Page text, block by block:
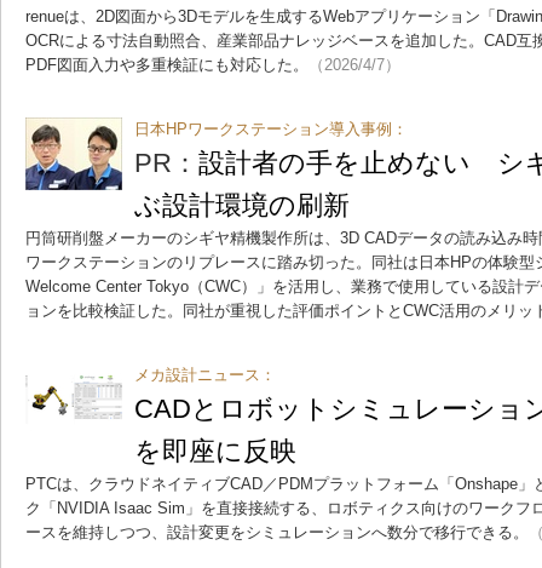
renueは、2D図面から3Dモデルを生成するWebアプリケーション「
OCRによる寸法自動照合、産業部品ナレッジベースを追加した。CAD互
PDF図面入力や多重検証にも対応した。
（2026/4/7）
日本HPワークステーション導入事例：
PR： 設計者の手を止めない シ
ぶ設計環境の刷新
円筒研削盤メーカーのシギヤ精機製作所は、3D CADデータの読み込み
ワークステーションのリプレースに踏み切った。同社は日本HPの体験
Welcome Center Tokyo（CWC）」を活用し、業務で使用している設計
ョンを比較検証した。同社が重視した評価ポイントとCWC活用のメリッ
メカ設計ニュース：
CADとロボットシミュレーショ
を即座に反映
PTCは、クラウドネイティブCAD／PDMプラットフォーム「Onshape
ク「NVIDIA Isaac Sim」を直接接続する、ロボティクス向けのワークフ
ースを維持しつつ、設計変更をシミュレーションへ数分で移行できる。